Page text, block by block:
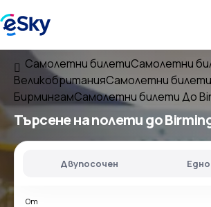
Самолетни билетиСамолетни
ВеликобританияСамолетни
БирмингамСамолетни билети До
Търсене на полетидо
Двупосочен
От